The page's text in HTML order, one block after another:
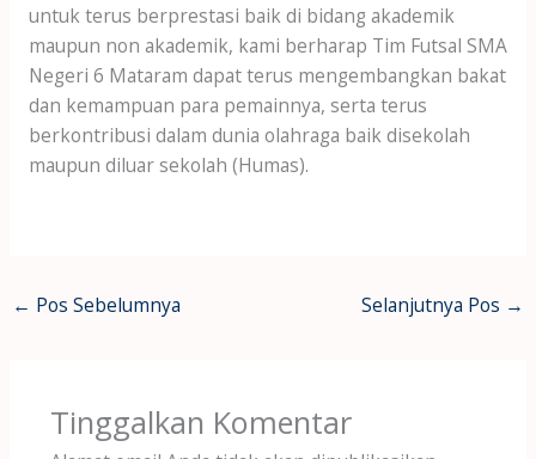
untuk terus berprestasi baik di bidang akademik
maupun non akademik, kami berharap Tim Futsal SMA
Negeri 6 Mataram dapat terus mengembangkan bakat
dan kemampuan para pemainnya, serta terus
berkontribusi dalam dunia olahraga baik disekolah
maupun diluar sekolah (Humas).
← Pos Sebelumnya Selanjutnya Pos →
Tinggalkan Komentar